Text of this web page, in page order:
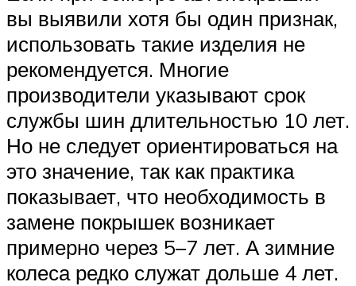
вы выявили хотя бы один признак,
использовать такие изделия не
рекомендуется. Многие
производители указывают срок
службы шин длительностью 10 лет.
Но не следует ориентироваться на
это значение, так как практика
показывает, что необходимость в
замене покрышек возникает
примерно через 5–7 лет. А зимние
колеса редко служат дольше 4 лет.